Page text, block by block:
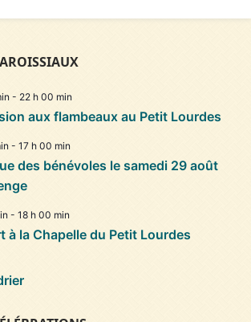
- 22 h 00 min
aux flambeaux au Petit Lourdes
- 17 h 00 min
des bénévoles le samedi 29 août
- 18 h 00 min
à la Chapelle du Petit Lourdes